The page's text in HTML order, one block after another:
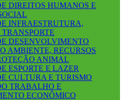
DIREITOS HUMANOS E
INFRAESTRUTURA,
DESENVOLVIMENTO
AMBIENTE, RECURSOS
ANIMAL
ESPORTE E LAZER
CULTURA E TURISMO
TRABALHO E
ECONÔMICO